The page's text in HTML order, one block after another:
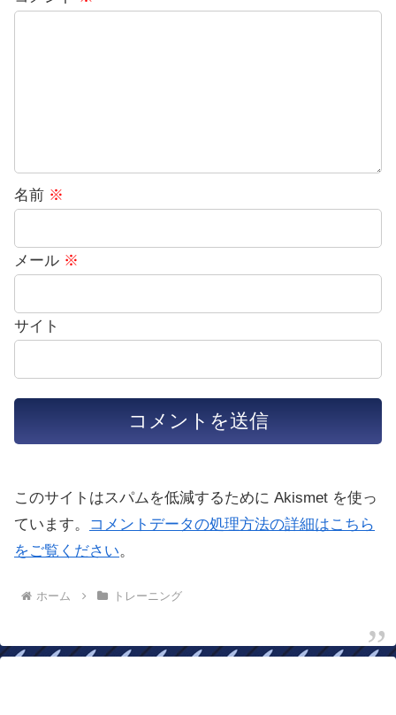
名前 ※
メール ※
サイト
このサイトはスパムを低減するために Akismet を使っ
ています。
コメントデータの処理方法の詳細はこちら
をご覧ください。
ホーム トレーニング